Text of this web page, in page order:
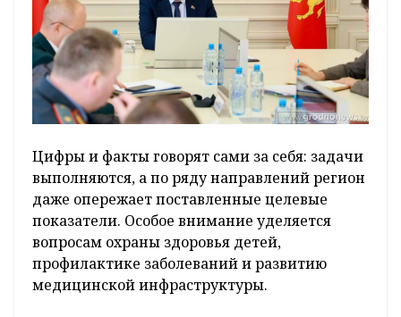
Цифры и факты говорят сами за себя: задачи
выполняются, а по ряду направлений регион
даже опережает поставленные целевые
показатели. Особое внимание уделяется
вопросам охраны здоровья детей,
профилактике заболеваний и развитию
медицинской инфраструктуры.